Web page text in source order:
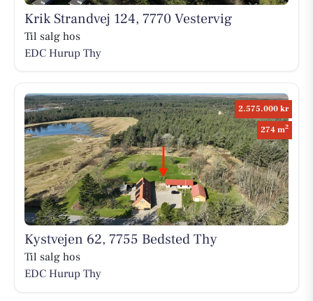
Krik Strandvej 124, 7770 Vestervig
Til salg hos
EDC Hurup Thy
2.575.000 kr
274 m2
Kystvejen 62, 7755 Bedsted Thy
Til salg hos
EDC Hurup Thy